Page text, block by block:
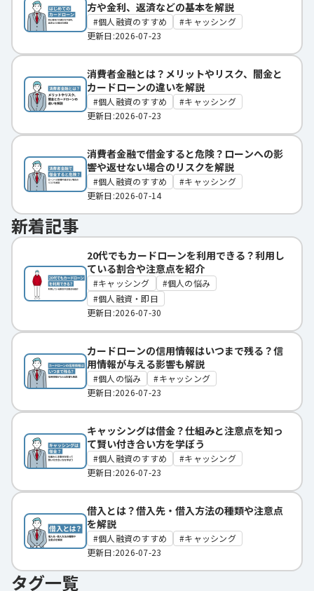
方や金利、返済などの基本を解説
個人融資のすすめ
キャッシング
更新日:2026-07-23
消費者金融とは？メリットやリスク、闇金と
カードローンの違いを解説
個人融資のすすめ
キャッシング
更新日:2026-07-23
消費者金融で借金すると危険？ローンへの影
響や返せない場合のリスクを解説
個人融資のすすめ
キャッシング
更新日:2026-07-14
新着記事
20代でもカードローンを利用できる？利用し
ている割合や注意点を紹介
キャッシング
個人の悩み
個人融資・即日
更新日:2026-07-30
カードローンの信用情報はいつまで残る？信
用情報が与える影響も解説
個人の悩み
キャッシング
更新日:2026-07-23
キャッシングは借金？仕組みと注意点を知っ
て賢い付き合い方を学ぼう
個人融資のすすめ
キャッシング
更新日:2026-07-23
借入とは？借入先・借入方法の種類や注意点
を解説
個人融資のすすめ
キャッシング
更新日:2026-07-23
タグ一覧